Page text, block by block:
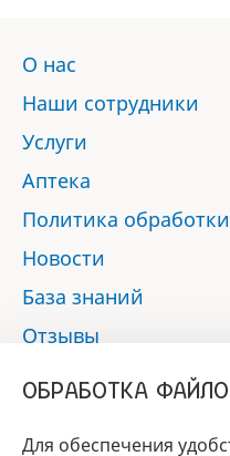
О нас
Наши сотрудники
Услуги
Аптека
Политика
Новости
База знаний
Отзывы
ОБРАБОТКА
Для обеспечения